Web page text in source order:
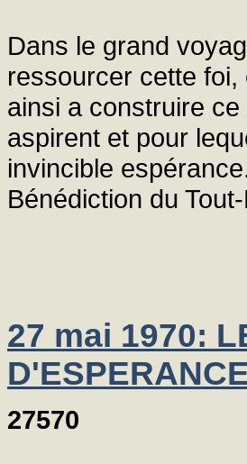
Dans le grand
ressourcer cette foi,
ainsi a construire
aspirent et pour
invincible
Bénédiction du
27 mai 1970:
27570